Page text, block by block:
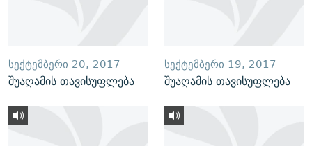
ᲡᲔᲥᲢᲔᲛᲑᲔᲠᲘ 20, 2017
შუაღამის თავისუფლება
ᲡᲔᲥᲢᲔᲛᲑᲔᲠᲘ 19, 2017
შუაღამის თავისუფლება